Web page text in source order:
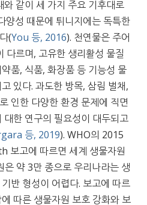
같이 세 가지 주요 기후대로
양성 때문에 튀니지에는 독특한
(You 등, 2016). 천연물은 주어
다르며, 고유한 생리활성 물질
품, 식품, 화장품 등 기능성 물
있다. 과도한 방목, 삼림 벌채,
인한 다양한 환경 문제에 직면
한 연구의 필요성이 대두되고
등, 2019). WHO의 2015
고에 따르면 세계 생물자원
약 3만 종으로 우리나라는 생
반 형성이 어렵다. 보고에 따르
따른 생물자원 보호 강화와 보